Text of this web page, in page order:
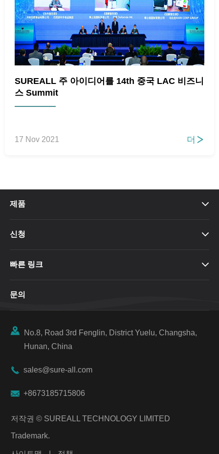
SUREALL 주 아이디어를 14th 중국 LAC 비즈니
스 Summit
17 Nov 2021 더 
제품 
신청 
빠른 링크 
문의

No.8, Road 3rd Fenglin, District Yuelu, Changsha,
Hunan, China
 sales@sure-all.com
 +8673185715806
저작권 © SUREALL TECHNOLOGY LIMITED
Trademark.